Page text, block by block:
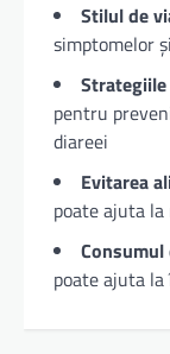
Stilul de
simptomelor
pentru
diareei
Evitarea
poate ajuta
poate ajuta